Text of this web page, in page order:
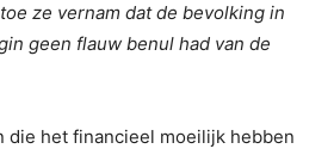
ze vernam dat de bevolking in
geen flauw benul had van de
die het financieel moeilijk hebben